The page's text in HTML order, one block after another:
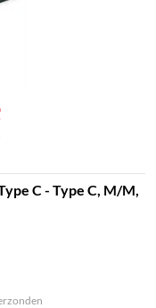
C - Type C, M/M,